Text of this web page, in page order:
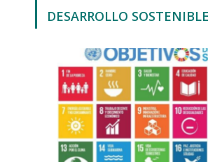
DESARROLLO SOSTENIBLE